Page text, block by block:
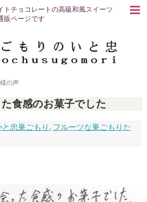
トチョコレートの高級和風スイーツ
販ページです
の声
食感のお菓子でした
と忠巣ごもり , フルーツな巣ごもりた